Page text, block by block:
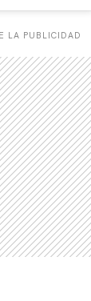
LA PUBLICIDAD